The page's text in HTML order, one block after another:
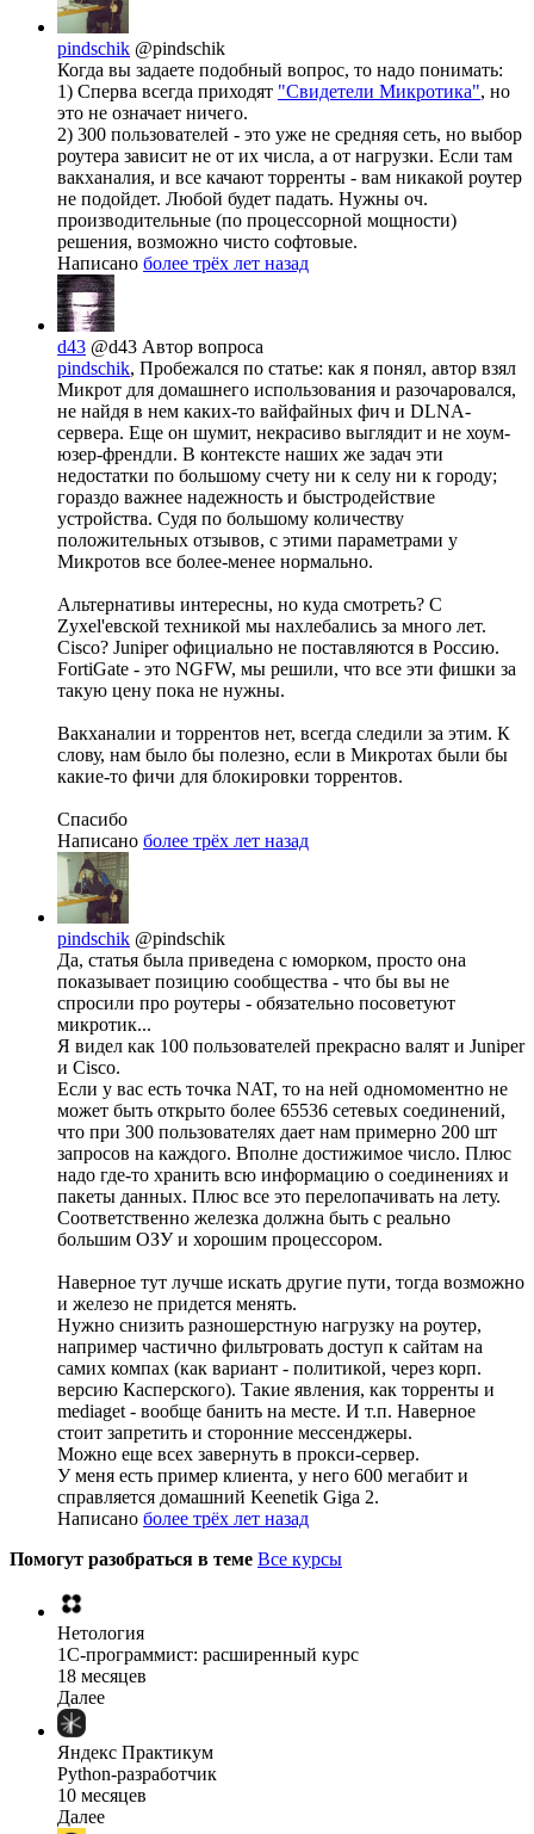
pindschik @pindschik
Когда вы задаете подобный вопрос, то надо понимать:
1) Сперва всегда приходят "Свидетели Микротика", но
это не означает ничего.
2) 300 пользователей - это уже не средняя сеть, но выбор
роутера зависит не от их числа, а от нагрузки. Если там
вакханалия, и все качают торренты - вам никакой роутер
не подойдет. Любой будет падать. Нужны оч.
производительные (по процессорной мощности)
решения, возможно чисто софтовые.
Написано более трёх лет назад
d43 @d43 Автор вопроса
pindschik, Пробежался по статье: как я понял, автор взял
Микрот для домашнего использования и разочаровался,
не найдя в нем каких-то вайфайных фич и DLNA-
сервера. Еще он шумит, некрасиво выглядит и не хоум-
юзер-френдли. В контексте наших же задач эти
недостатки по большому счету ни к селу ни к городу;
гораздо важнее надежность и быстродействие
устройства. Судя по большому количеству
положительных отзывов, с этими параметрами у
Микротов все более-менее нормально.
Альтернативы интересны, но куда смотреть? C
Zyxel'евской техникой мы нахлебались за много лет.
Cisco? Juniper официально не поставляются в Россию.
FortiGate - это NGFW, мы решили, что все эти фишки за
такую цену пока не нужны.
Вакханалии и торрентов нет, всегда следили за этим. К
слову, нам было бы полезно, если в Микротах были бы
какие-то фичи для блокировки торрентов.
Спасибо
Написано более трёх лет назад
pindschik @pindschik
Да, статья была приведена с юморком, просто она
показывает позицию сообщества - что бы вы не
спросили про роутеры - обязательно посоветуют
микротик...
Я видел как 100 пользователей прекрасно валят и Juniper
и Cisco.
Если у вас есть точка NAT, то на ней одномоментно не
может быть открыто более 65536 сетевых соединений,
что при 300 пользователях дает нам примерно 200 шт
запросов на каждого. Вполне достижимое число. Плюс
надо где-то хранить всю информацию о соединениях и
пакеты данных. Плюс все это перелопачивать на лету.
Соответственно железка должна быть с реально
большим ОЗУ и хорошим процессором.
Наверное тут лучше искать другие пути, тогда возможно
и железо не придется менять.
Нужно снизить разношерстную нагрузку на роутер,
например частично фильтровать доступ к сайтам на
самих компах (как вариант - политикой, через корп.
версию Касперского). Такие явления, как торренты и
mediaget - вообще банить на месте. И т.п. Наверное
стоит запретить и сторонние мессенджеры.
Можно еще всех завернуть в прокси-сервер.
У меня есть пример клиента, у него 600 мегабит и
справляется домашний Keenetik Giga 2.
Написано более трёх лет назад
Помогут разобраться в теме Все курсы
Нетология
1C-программист: расширенный курс
18 месяцев
Далее
Яндекс Практикум
Python-разработчик
10 месяцев
Далее